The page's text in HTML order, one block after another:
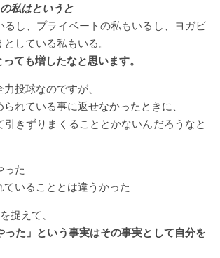
私はというと
るし、プライベートの私もいるし、ヨガビ
している私もいる。
ても増したなと思います。
投球なのですが、
れている事に返せなかったときに、
引きずりまくることとかないんだろうなと
った
ていることとは違うかった
捉えて、
った」という事実はその事実として自分を